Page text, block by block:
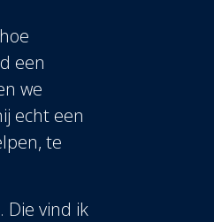
een
we
echt een
te
Die vind ik